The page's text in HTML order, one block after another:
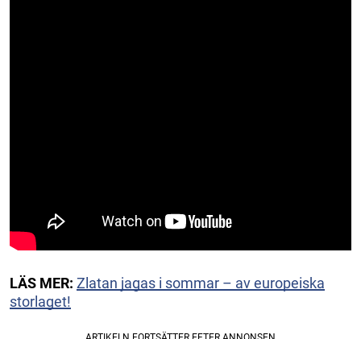
LÄS MER: Zlatan jagas i sommar – av europeiska
storlaget!